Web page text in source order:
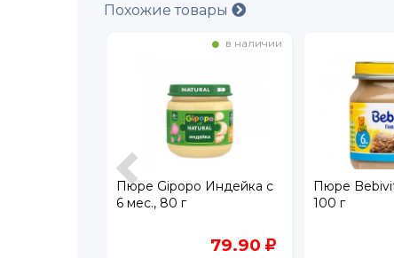
Похожие товары
в наличии
Пюре Gipopo Индейка с
6 мес., 80 г
79.90
Пюре
100 г